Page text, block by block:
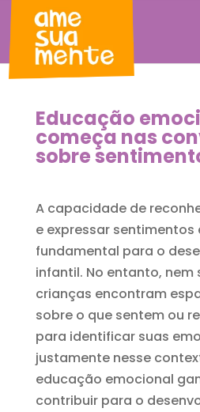
Educação
começa nas
sobre
A capacidade de
e expressar
fundamental para o
infantil. No entanto, nem
crianças encontram
sobre o que sentem ou
para identificar suas
justamente nesse
educação emocional
contribuir para o